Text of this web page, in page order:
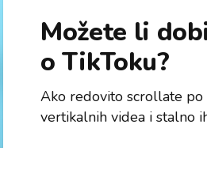
Možete li
o TikToku?
Ako redovito scrollate
vertikalnih videa i stalno